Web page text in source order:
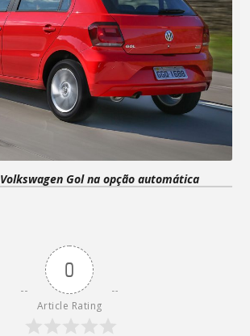
Volkswagen Gol na opção automática
0
Article Rating